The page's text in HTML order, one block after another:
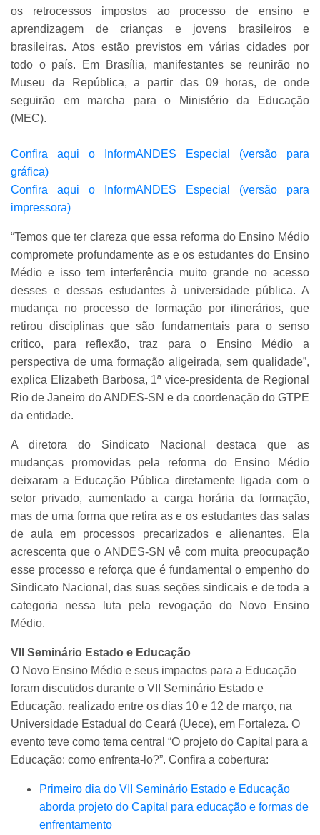
os retrocessos impostos ao processo de ensino e
aprendizagem de crianças e jovens brasileiros e
brasileiras. Atos estão previstos em várias cidades por
todo o país. Em Brasília, manifestantes se reunirão no
Museu da República, a partir das 09 horas, de onde
seguirão em marcha para o Ministério da Educação
(MEC).
Confira aqui o InformANDES Especial (versão para
gráfica)
Confira aqui o InformANDES Especial (versão para
impressora)
“Temos que ter clareza que essa reforma do Ensino Médio
compromete profundamente as e os estudantes do Ensino
Médio e isso tem interferência muito grande no acesso
desses e dessas estudantes à universidade pública. A
mudança no processo de formação por itinerários, que
retirou disciplinas que são fundamentais para o senso
crítico, para reflexão, traz para o Ensino Médio a
perspectiva de uma formação aligeirada, sem qualidade”,
explica Elizabeth Barbosa, 1ª vice-presidenta de Regional
Rio de Janeiro do ANDES-SN e da coordenação do GTPE
da entidade.
A diretora do Sindicato Nacional destaca que as
mudanças promovidas pela reforma do Ensino Médio
deixaram a Educação Pública diretamente ligada com o
setor privado, aumentado a carga horária da formação,
mas de uma forma que retira as e os estudantes das salas
de aula em processos precarizados e alienantes. Ela
acrescenta que o ANDES-SN vê com muita preocupação
esse processo e reforça que é fundamental o empenho do
Sindicato Nacional, das suas seções sindicais e de toda a
categoria nessa luta pela revogação do Novo Ensino
Médio.
VII Seminário Estado e Educação
O Novo Ensino Médio e seus impactos para a Educação
foram discutidos durante o VII Seminário Estado e
Educação, realizado entre os dias 10 e 12 de março, na
Universidade Estadual do Ceará (Uece), em Fortaleza. O
evento teve como tema central “O projeto do Capital para a
Educação: como enfrenta-lo?”. Confira a cobertura:
Primeiro dia do VII Seminário Estado e Educação
aborda projeto do Capital para educação e formas de
enfrentamento